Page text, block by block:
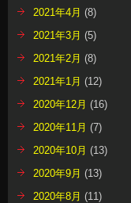
2021年4月 (8)
2021年3月 (5)
2021年2月 (8)
2021年1月 (12)
2020年12月 (16)
2020年11月 (7)
2020年10月 (13)
2020年9月 (13)
2020年8月 (11)